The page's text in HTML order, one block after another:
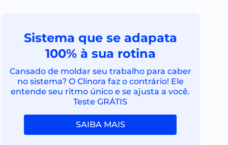
Sistema que se adapata
100% à sua rotina
Cansado de moldar seu trabalho para caber
no sistema? O Clinora faz o contrário! Ele
entende seu ritmo único e se ajusta a você.
Teste GRÁTIS
SAIBA MAIS